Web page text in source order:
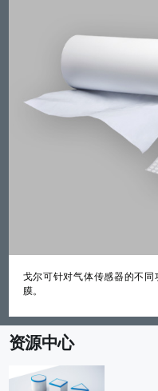
戈尔可针对气体传感器的不
膜。
资源中心